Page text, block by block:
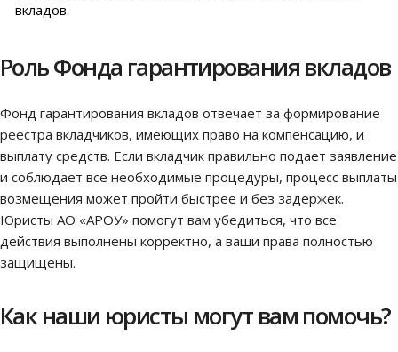
вкладов.
Роль Фонда гарантирования вкладов
Фонд гарантирования вкладов отвечает за формирование
реестра вкладчиков, имеющих право на компенсацию, и
выплату средств. Если вкладчик правильно подает заявление
и соблюдает все необходимые процедуры, процесс выплаты
возмещения может пройти быстрее и без задержек.
Юристы АО «АРОУ» помогут вам убедиться, что все
действия выполнены корректно, а ваши права полностью
защищены.
Как наши юристы могут вам помочь?